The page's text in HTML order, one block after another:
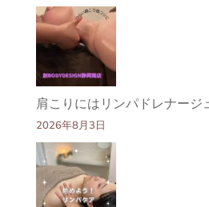
肩こりにはリンパドレナー
2026年8月3日